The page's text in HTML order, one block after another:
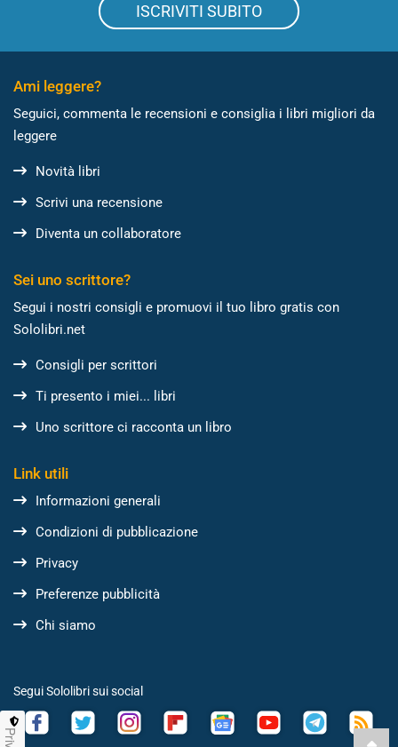
ISCRIVITI SUBITO
Ami leggere?
Seguici, commenta le recensioni e consiglia i libri migliori da
leggere
Novità libri
Scrivi una recensione
Diventa un collaboratore
Sei uno scrittore?
Segui i nostri consigli e promuovi il tuo libro gratis con
Sololibri.net
Consigli per scrittori
Ti presento i miei... libri
Uno scrittore ci racconta un libro
Link utili
Informazioni generali
Condizioni di pubblicazione
Privacy
Preferenze pubblicità
Chi siamo
Segui Sololibri sui social